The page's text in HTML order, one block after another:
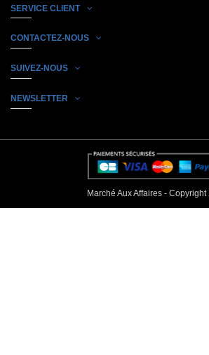
SERVICE CLIENT
CONTACTEZ-NOUS
SUIVEZ-NOUS
NEWSLETTER
Marché Aux Affaires - Copyright